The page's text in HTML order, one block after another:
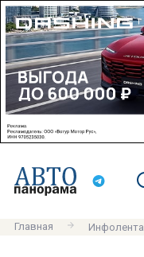
Главная Инфолента